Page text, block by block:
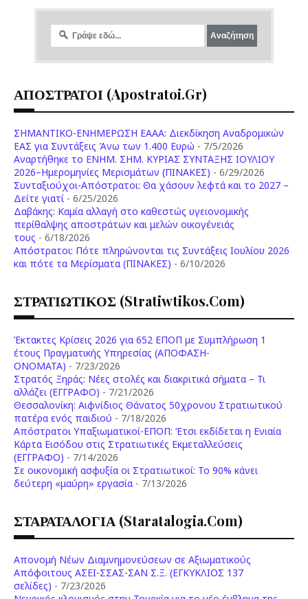
ΑΠΟΣΤΡΑΤΟΙ (apostratoi.gr)
ΣΗΜΑΝΤΙΚΟ-ΕΝΗΜΕΡΩΣΗ ΕΑΑΑ: Διεκδίκηση Αναδρομικών
ΕΑΣ για Συντάξεις Άνω των 1.400 Ευρώ - 7/5/2026
Aναρτήθηκε το ENHM. ΣΗΜ. ΚΥΡΙΑΣ ΣΥΝΤΑΞΗΣ ΙΟΥΛΙΟΥ
2026–Ημερομηνίες Μερισμάτων (ΠΙΝΑΚΕΣ) - 6/29/2026
Συνταξιούχοι-Απόστρατοι: Θα χάσουν λεφτά και το 2027 –
Δείτε γιατί - 6/25/2026
Δαβάκης: Καμία αλλαγή στο καθεστώς υγειονομικής
περίθαλψης αποστράτων και μελών οικογένειάς
τους - 6/18/2026
Aπόστρατοι: Πότε πληρώνονται τις Συντάξεις Ιουλίου 2026
και πότε τα Μερίσματα (ΠΙΝΑΚΕΣ) - 6/10/2026
ΣΤΡΑΤΙΩΤΙΚΟΣ (stratiwtikos.com)
Έκτακτες Κρίσεις 2026 για 652 ΕΠΟΠ με Συμπλήρωση 1
έτους Πραγματικής Υπηρεσίας (ΑΠΟΦΑΣΗ-
ONOMATA) - 7/23/2026
Στρατός Ξηράς: Νέες στολές και διακριτικά σήματα – Τι
αλλάζει (ΕΓΓΡΑΦΟ) - 7/21/2026
Θεσσαλονίκη: Αιφνίδιος Θάνατος 50χρονου Στρατιωτικού
πατέρα ενός παιδιού - 7/18/2026
Απόστρατοι Υπαξιωματικοί-ΕΠΟΠ: Έτσι εκδίδεται η Ενιαία
Κάρτα Εισόδου στις Στρατιωτικές Εκμεταλλεύσεις
(ΕΓΓΡΑΦΟ) - 7/14/2026
Σε οικονομική ασφυξία οι Στρατιωτικοί: Το 90% κάνει
δεύτερη «μαύρη» εργασία - 7/13/2026
ΣΤΑΡΑΤΑΛΟΓΙΑ (staratalogia.com)
Απονομή Νέων Διαμνημονεύσεων σε Αξιωματικούς
Απόφοιτους ΑΣΕΙ-ΣΣΑΣ-ΣΑΝ Σ.Ξ. (ΕΓΚΥΚΛΙΟΣ 137
σελίδες) - 7/23/2026